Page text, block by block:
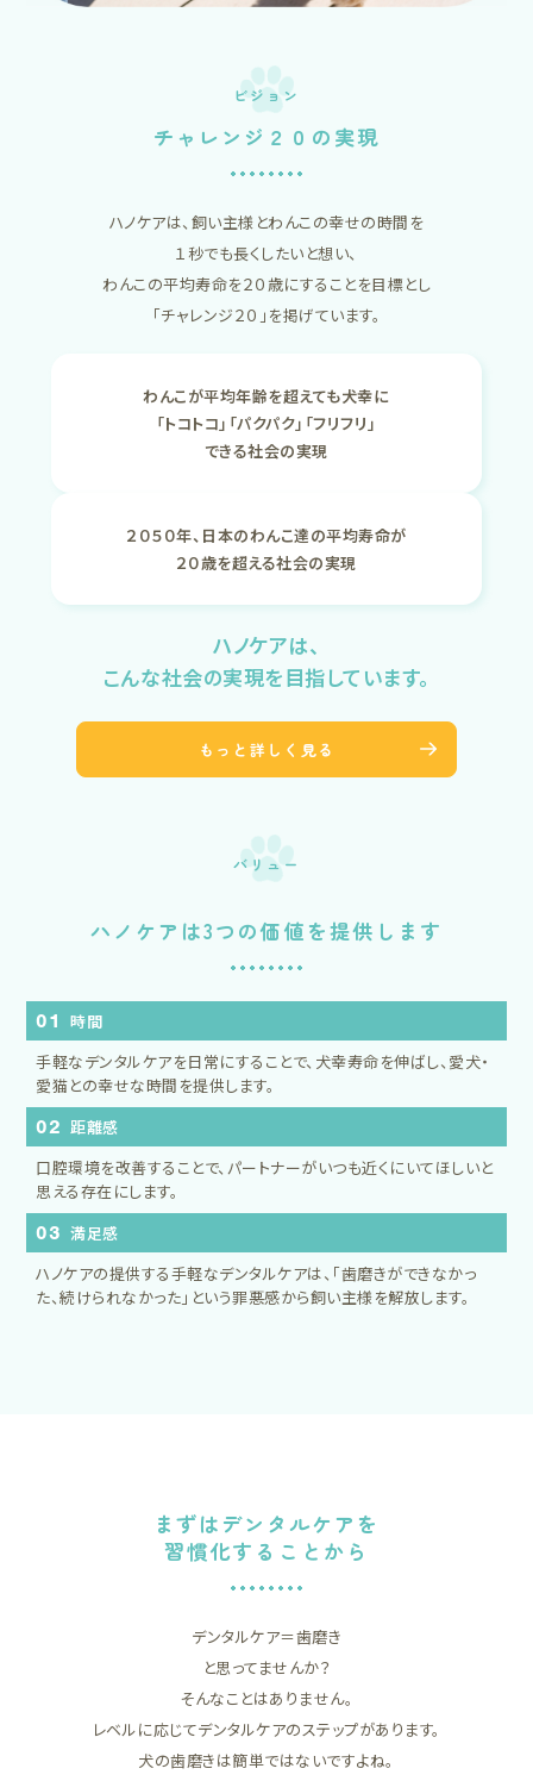
ビジョン
チャレンジ２０の実現
ハノケアは、飼い主様とわんこの幸せの時間を
１秒でも長くしたいと想い、
わんこの平均寿命を２０歳にすることを目標とし
「チャレンジ２０」を掲げています。
わんこが平均年齢を超えても犬幸に
「トコトコ」「パクパク」「フリフリ」
できる社会の実現
２０５０年、日本のわんこ達の平均寿命が
２０歳を超える社会の実現
ハノケアは、
こんな社会の実現を目指しています。
もっと詳しく見る
バリュー
ハノケアは3つの価値を提供します
01 時間
手軽なデンタルケアを日常にすることで、犬幸寿命を伸ばし、愛犬・
愛猫との幸せな時間を提供します。
02 距離感
口腔環境を改善することで、パートナーがいつも近くにいてほしいと
思える存在にします。
03 満足感
ハノケアの提供する手軽なデンタルケアは、「歯磨きができなかっ
た、続けられなかった」という罪悪感から飼い主様を解放します。
まずはデンタルケアを
習慣化することから
デンタルケア＝歯磨き
と思ってませんか？
そんなことはありません。
レベルに応じてデンタルケアのステップがあります。
犬の歯磨きは簡単ではないですよね。